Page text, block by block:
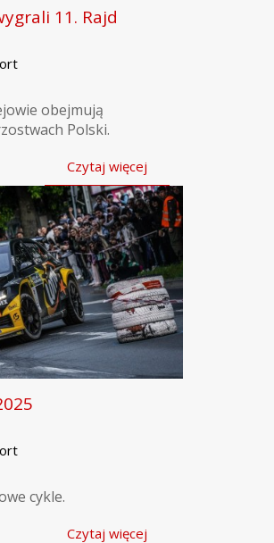
11. Rajd
obejmują
Polski.
Czytaj więcej
cykle.
Czytaj więcej